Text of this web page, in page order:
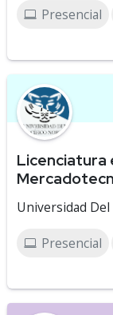
Presencial
Licenciatura
Universidad
Presencial